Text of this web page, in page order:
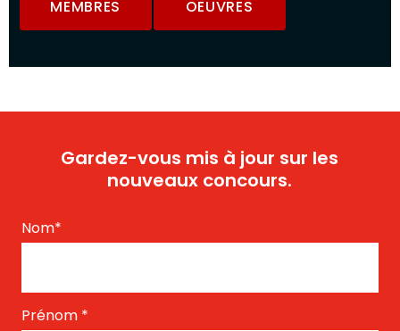
MEMBRES OEUVRES
Gardez-vous mis à jour sur les
nouveaux concours.
Nom*
Prénom *